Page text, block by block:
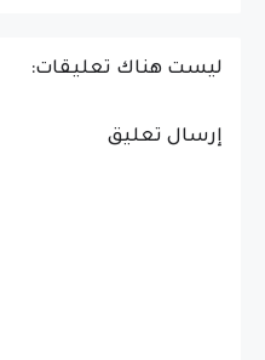
ليست هناك تعليقات:
إرسال تعليق